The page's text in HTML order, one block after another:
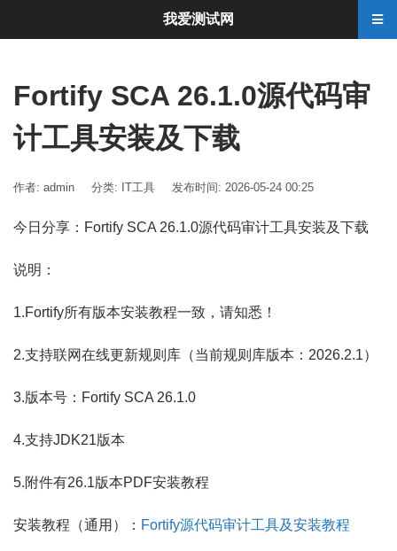
Fortify SCA 26.1.0源代码审
计工具安装及下载
作者: admin 分类: IT工具 发布时间: 2026-05-24 00:25
今日分享：Fortify SCA 26.1.0源代码审计工具安装及下载
说明：
1.Fortify所有版本安装教程一致，请知悉！
2.支持联网在线更新规则库（当前规则库版本：2026.2.1）
3.版本号：Fortify SCA 26.1.0
4.支持JDK21版本
5.附件有26.1版本PDF安装教程
安装教程（通用）： Fortify源代码审计工具及安装教程
我爱测试网